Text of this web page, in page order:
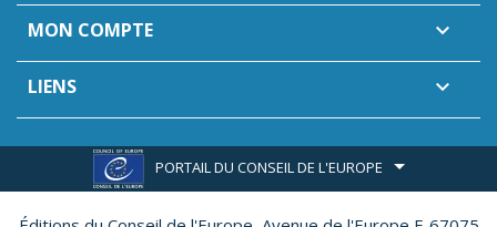
MON COMPTE 
LIENS 
PORTAIL DU CONSEIL DE L'EUROPE